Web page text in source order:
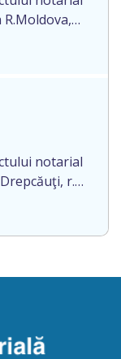
contract de
notarial
r.
eliberat